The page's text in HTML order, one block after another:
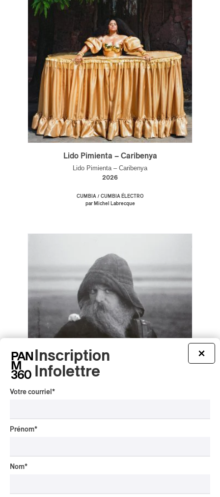
Lido Pimienta – Caribenya
Lido Pimienta – Caribenya
2026
CUMBIA / CUMBIA ÉLECTRO
par Michel Labrecque
Hermit
×
Inscription
Infolettre
Votre courriel *
Prénom*
Nom*